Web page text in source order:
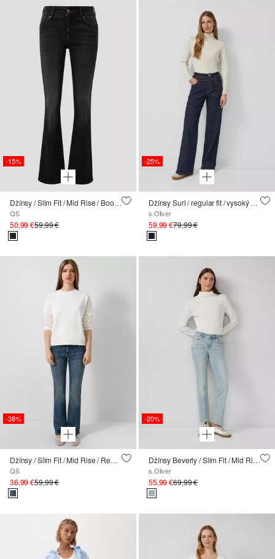
-15%
Džínsy / Slim Fit / Mid Rise / Bootcut Leg
QS
50,99 €59,99 €
-25%
Džínsy Suri / regular fit / vysoký strih / široké nohavice / detaily švov
s.Oliver
59,99 €79,99 €
-38%
Džínsy / Slim Fit / Mid Rise / Regular Leg
QS
36,99 €59,99 €
-20%
Džínsy Beverly / Slim Fit / Mid Rise / Bootcut Leg
s.Oliver
55,99 €69,99 €